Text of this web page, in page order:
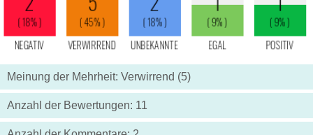
Meinung der Mehrheit: Verwirrend (5)
Anzahl der Bewertungen: 11